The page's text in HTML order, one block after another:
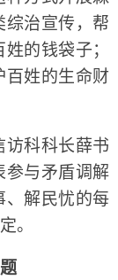
综治宣传，帮
的钱袋子；
百姓的生命财
科科长薛书
参与矛盾调解
、解民忧的每
。